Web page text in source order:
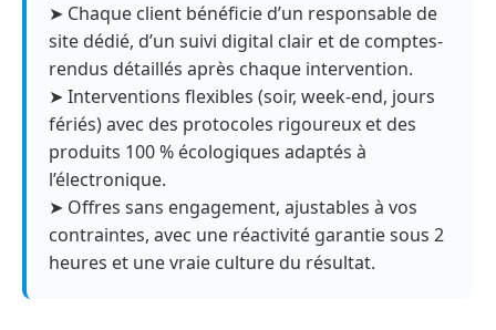
➤ Chaque client bénéficie d’un responsable de
site dédié, d’un suivi digital clair et de comptes-
rendus détaillés après chaque intervention.
➤ Interventions flexibles (soir, week-end, jours
fériés) avec des protocoles rigoureux et des
produits 100 % écologiques adaptés à
l’électronique.
➤ Offres sans engagement, ajustables à vos
contraintes, avec une réactivité garantie sous 2
heures et une vraie culture du résultat.